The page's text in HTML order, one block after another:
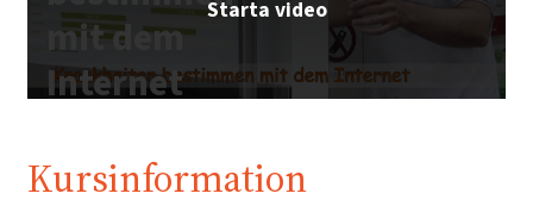
mit dem
Internet
Starta video
Kursinformation